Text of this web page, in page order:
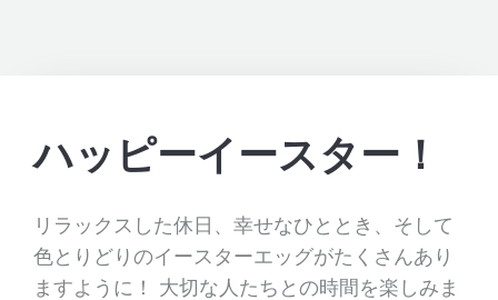
ハッピーイースター！
リラックスした休日、幸せなひととき、そして
色とりどりのイースターエッグがたくさんあり
ますように！ 大切な人たちとの時間を楽しみま